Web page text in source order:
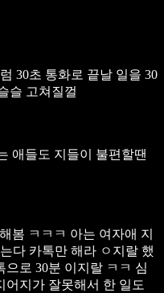
30초 통화로 끝날 일을 30
슬 고쳐질껄
애들도 지들이 불편할땐
봄 ㅋㅋㅋ 아는 여자애 지
다 카톡만 해라 ㅇ지랄 했
로 30분 이지랄 ㅋㅋ 심
어지가 잘못해서 한 일도